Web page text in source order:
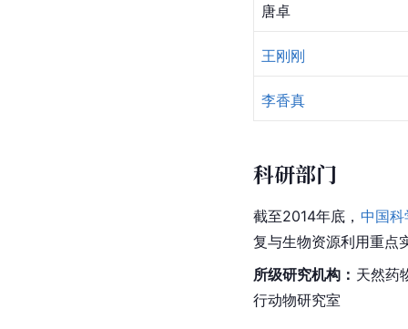
唐卓
王刚刚
李香真
科研部门
截至2014年底， 中国科
复与生物资源利用重点
所级研究机构： 天然药
行动物研究室